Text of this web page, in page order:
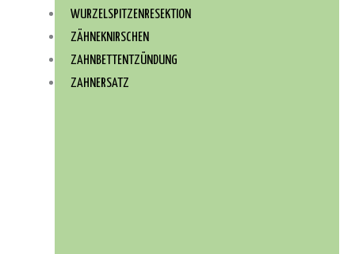
WURZEL­SPITZEN­RESEKTION
ZÄHNEKNIRSCHEN
ZAHNBETTENTZÜNDUNG
ZAHNERSATZ